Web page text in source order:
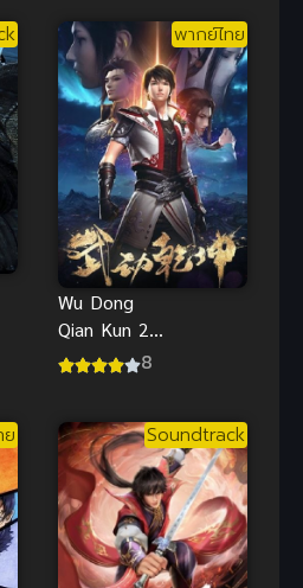
พากย์ไทย
Wu Dong
Qian Kun 2
(2022) มหา
8
Soundtrack